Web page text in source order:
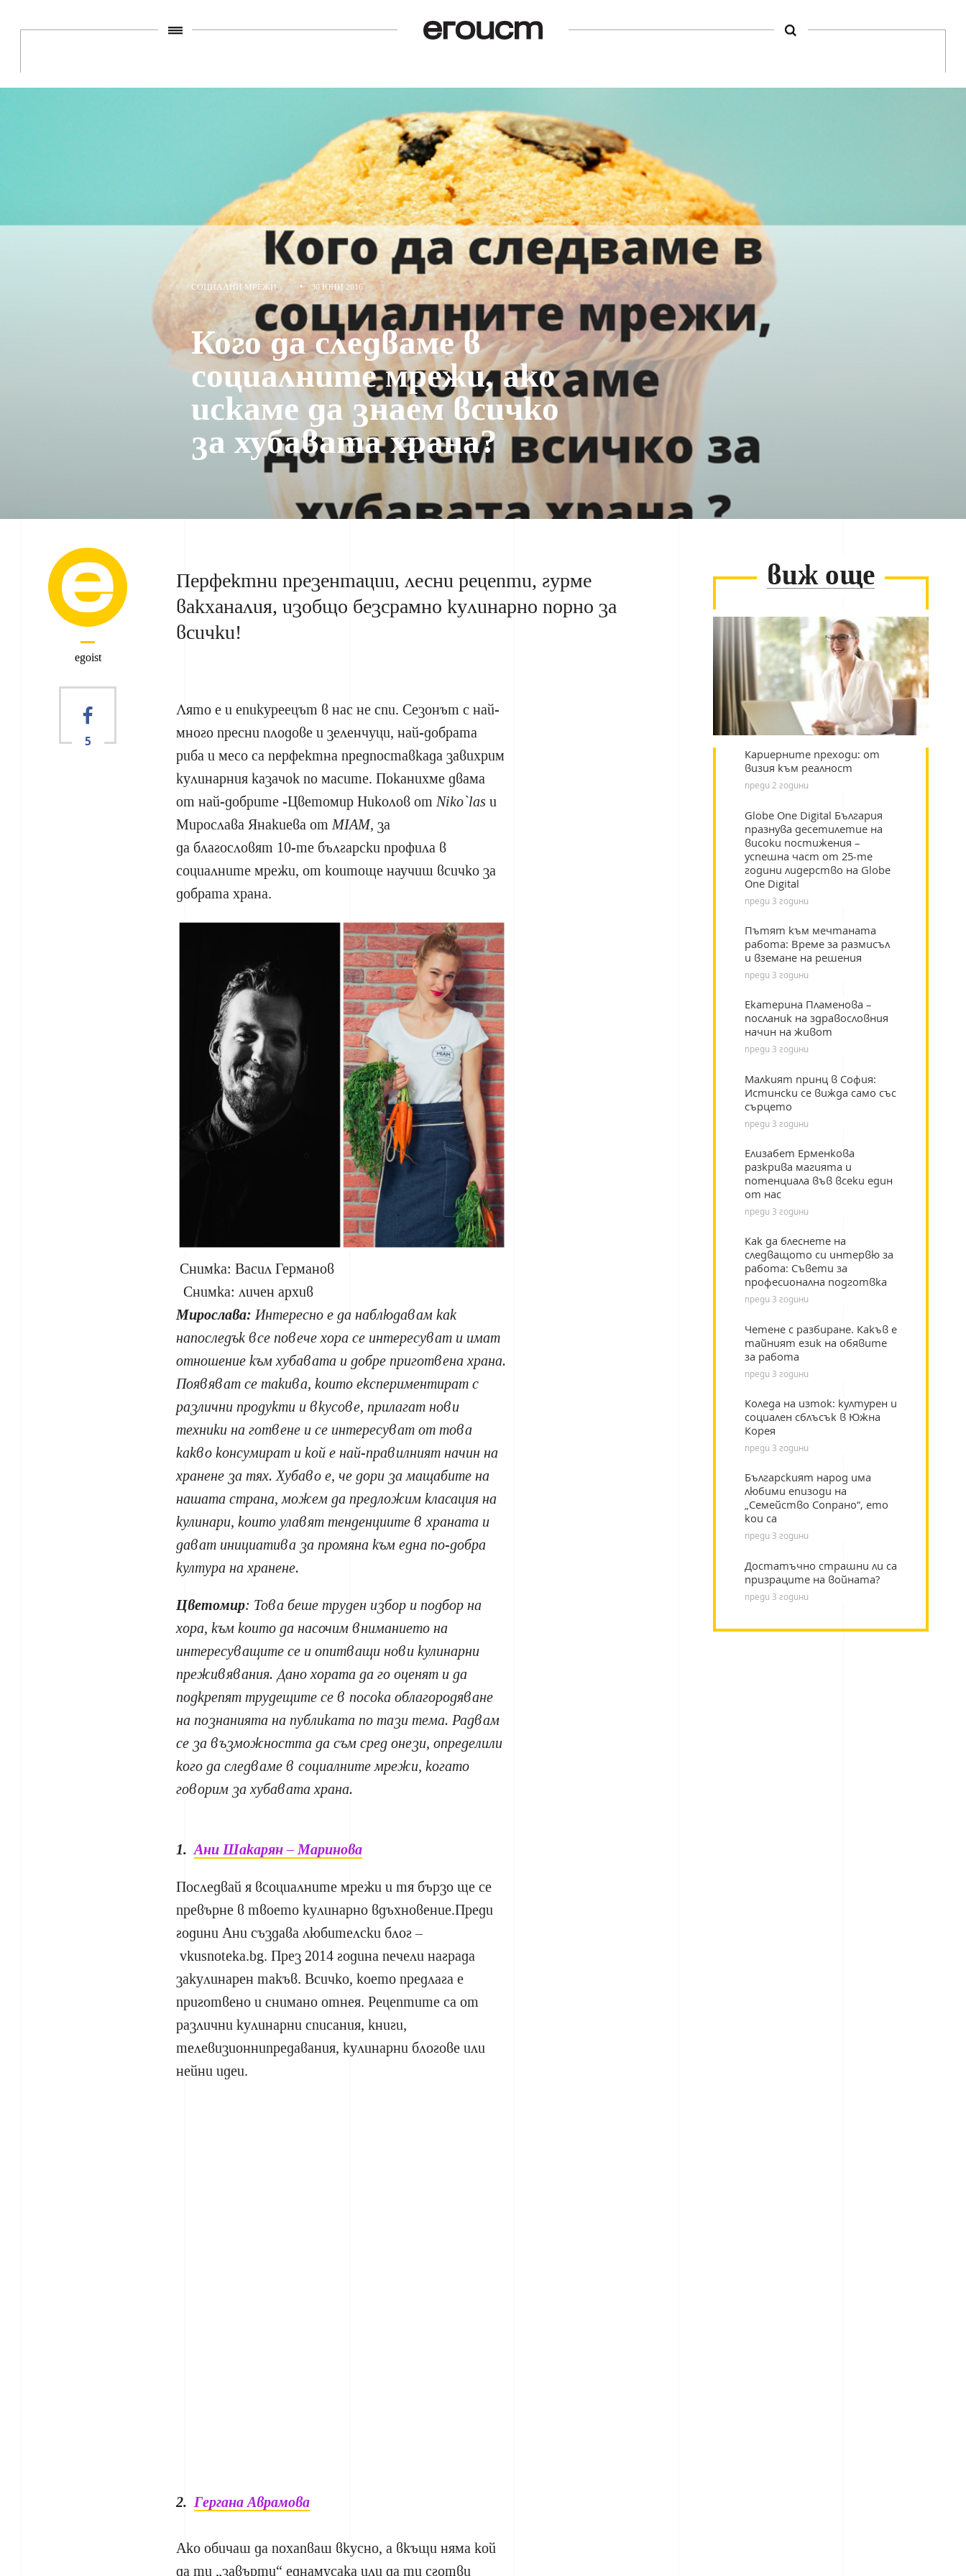
СОЦИАЛНИ МРЕЖИ • 30 ЮНИ 2016
Кого да следваме в
социалните мрежи, ако
искаме да знаем всичко
за хубавата храна?
egoist
5
Перфектни презентации, лесни рецепти, гурме
вакханалия, изобщо безсрамно кулинарно порно за
всички!
Лято е и епикуреецът в нас не спи. Сезонът с най-
много пресни плодове и зеленчуци, най-добрата
риба и месо са перфектна предпоставкада завихрим
кулинарния казачок по масите. Поканихме двама
от най-добрите -Цветомир Николов отNiko`las и
Мирослава Янакиева отMIAM, за
да благословят 10-те български профила в
социалните мрежи, от коитоще научиш всичко за
добрата храна.
Снимка: Васил Германов
Снимка: личен архив
Mирослава: Интересно е да наблюдавам как
напоследък все повече хора се интересуват и имат
отношение към хубавата и добре приготвена храна.
Появяват се такива, които експериментират с
различни продукти и вкусове, прилагат нови
техники на готвене и се интересуват от това
какво консумират и кой е най-правилният начин на
хранене за тях. Хубаво е, че дори за мащабите на
нашата страна, можем да предложим класация на
кулинари, които улавят тенденциите в храната и
дават инициатива за промяна към една по-добра
култура на хранене.
Цветомир: Това беше труден избор и подбор на
хора, към които да насочим вниманието на
интересуващите се и опитващи нови кулинарни
преживявания. Дано хората да го оценят и да
подкрепят трудещите се в посока облагородяване
на познанията на публиката по тази тема. Радвам
се за възможността да съм сред онези, определили
кого да следваме в социалните мрежи, когато
говорим за хубавата храна.
1.Ани Шакарян – Маринова
Последвай я всоциалните мрежи и тя бързо ще се
превърне в твоето кулинарно вдъхновение.Преди
години Ани създава любителски блог –
vkusnoteka.bg. През 2014 година печели награда
закулинарен такъв. Всичко, което предлага е
приготвено и снимано отнея. Рецептите са от
различни кулинарни списания, книги,
телевизионнипредавания, кулинарни блогове или
нейни идеи.
2. Гергана Аврамова
Ако обичаш да похапваш вкусно, а вкъщи няма кой
да ти „завърти“ еднамусака или да ти сготви
виж още
Кариерните преходи: от
визия към реалност
преди 2 години
Globe One Digital България
празнува десетилетие на
високи постижения –
успешна част от 25-те
години лидерство на Globe
One Digital
преди 3 години
Пътят към мечтаната
работа: Време за размисъл
и вземане на решения
преди 3 години
Екатерина Пламенова –
посланик на здравословния
начин на живот
преди 3 години
Малкият принц в София:
Истински се вижда само със
сърцето
преди 3 години
Елизабет Ерменкова
разкрива магията и
потенциала във всеки един
от нас
преди 3 години
Как да блеснете на
следващото си интервю за
работа: Съвети за
професионална подготвка
преди 3 години
Четене с разбиране. Какъв е
тайният език на обявите
за работа
преди 3 години
Коледа на изток: културен и
социален сблъсък в Южна
Корея
преди 3 години
Българският народ има
любими епизоди на
„Семейство Сопрано“, ето
кои са
преди 3 години
Достатъчно страшни ли са
призраците на войната?
преди 3 години